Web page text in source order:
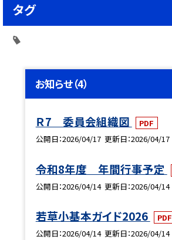
お知らせ（4）
Ｒ7 委員会組織図
PDF
公開日 2026/04/17 更新日 2026/04/17
令和8年度 年間行事予定
公開日 2026/04/14 更新日 2026/04/14
若草小基本ガイド2026
PDF
公開日 2026/04/14 更新日 2026/04/14
タグ